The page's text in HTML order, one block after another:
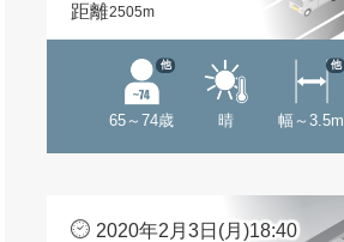
距離2505m
65～74歳
他
晴 幅～3.5m
他
2020年2月3日(月)18:40